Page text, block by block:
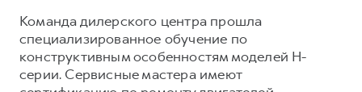
Команда дилерского центра прошла
специализированное обучение по
конструктивным особенностям моделей H-
серии. Сервисные мастера имеют